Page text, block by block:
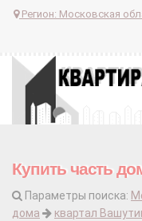
Регион: Московская
Купить часть
Параметры поиска:
дома
квартал